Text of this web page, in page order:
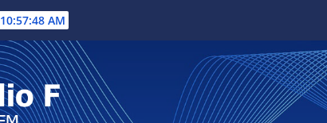
10:57:49 AM